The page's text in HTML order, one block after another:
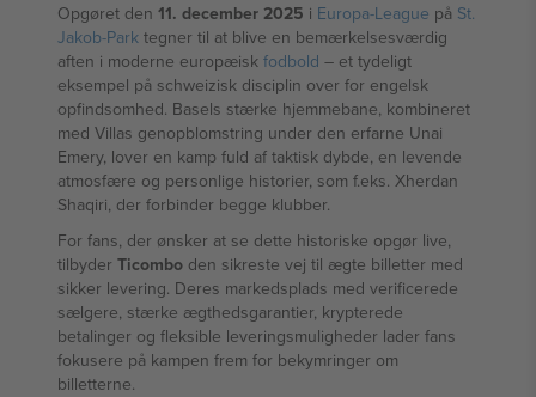
Opgøret den 11. december 2025 i Europa‑League på St.
Jakob‑Park tegner til at blive en bemærkelsesværdig
aften i moderne europæisk fodbold – et tydeligt
eksempel på schweizisk disciplin over for engelsk
opfindsomhed. Basels stærke hjemmebane, kombineret
med Villas genopblomstring under den erfarne Unai
Emery, lover en kamp fuld af taktisk dybde, en levende
atmosfære og personlige historier, som f.eks. Xherdan
Shaqiri, der forbinder begge klubber.
For fans, der ønsker at se dette historiske opgør live,
tilbyder Ticombo den sikreste vej til ægte billetter med
sikker levering. Deres markedsplads med verificerede
sælgere, stærke ægthedsgarantier, krypterede
betalinger og fleksible leveringsmuligheder lader fans
fokusere på kampen frem for bekymringer om
billetterne.